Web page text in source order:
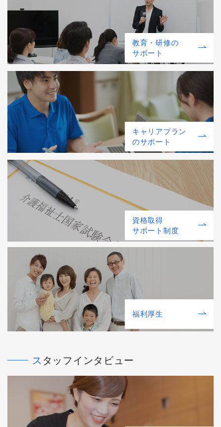
教育・研修の
サポート
キャリアプラン
のサポート
資格取得
サポート制度
福利厚⽣
スタッフインタビュー